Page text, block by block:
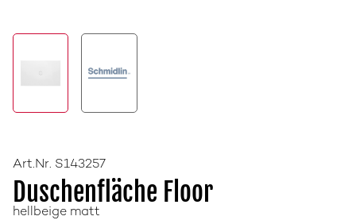
Art.Nr. S143257
Duschenfläche Floor
hellbeige matt